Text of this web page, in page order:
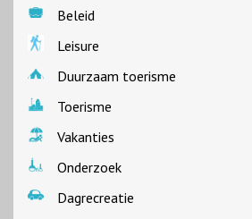
Beleid
Leisure
Duurzaam toerisme
Toerisme
Vakanties
Onderzoek
Dagrecreatie